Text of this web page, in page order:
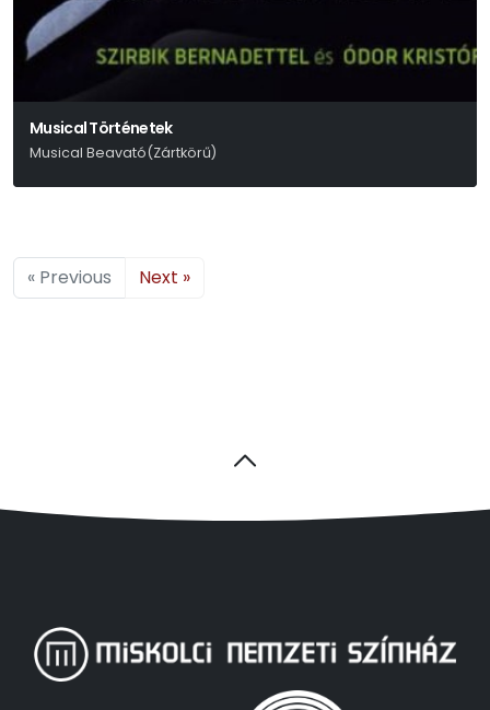
Musical Történetek
Musical Beavató(Zártkörű)
« Previous Next »